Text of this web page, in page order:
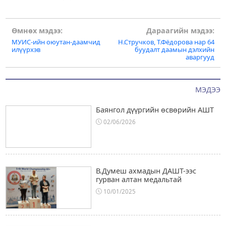
МЭДЭЭ
Баянгол дүүргийн өсвөрийн АШТ
02/06/2026
В.Думеш ахмадын ДАШТ-ээс
гурван алтан медальтай
10/01/2025
Post
navigation
Өмнөх мэдээ:
МУИС-ийн оюутан-даамчид
илүүрхэв
Дараагийн мэдээ:
Н.Стручков, Т.Фёдорова нар 64
буудалт даамын дэлхийн
аваргууд